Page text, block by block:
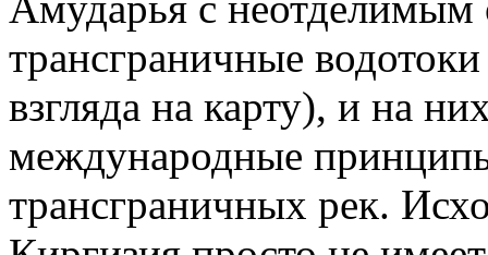
трансграничные
взгляда на карту), и на
международные
трансграничных рек.